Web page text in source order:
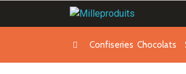
Confiseries Chocolats